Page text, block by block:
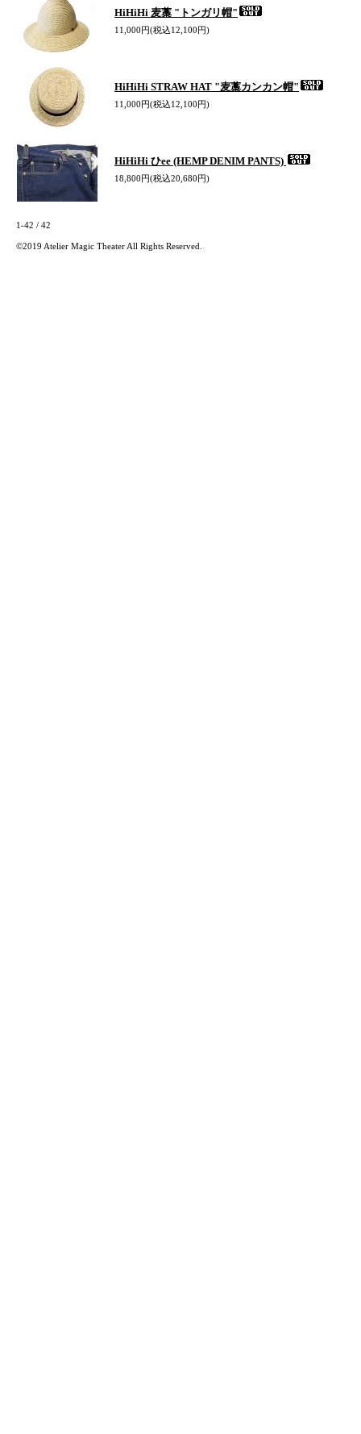
HiHiHi 麦藁 "トンガリ帽"
11,000円(税込12,100円)
HiHiHi STRAW HAT "麦藁カンカン帽"
11,000円(税込12,100円)
HiHiHi ひee (HEMP DENIM PANTS)
18,800円(税込20,680円)
1-42 / 42
©2019 Atelier Magic Theater All Rights Reserved.